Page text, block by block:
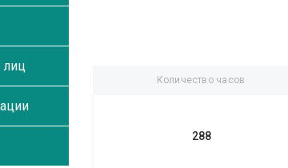
Количество часов
288